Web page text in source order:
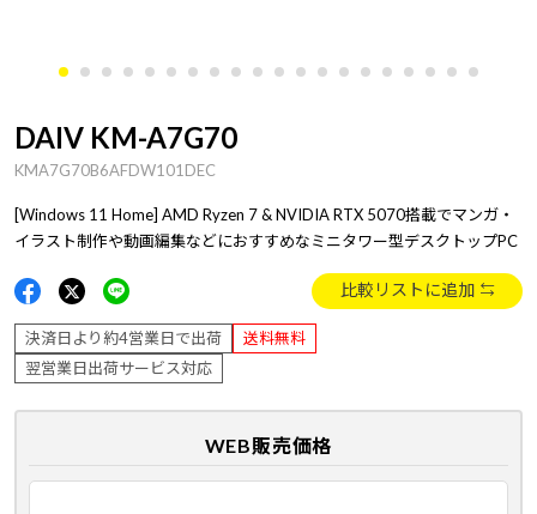
DAIV KM-A7G70
KMA7G70B6AFDW101DEC
[Windows 11 Home] AMD Ryzen 7 & NVIDIA RTX 5070搭載でマンガ・
イラスト制作や動画編集などにおすすめなミニタワー型デスクトップPC
比較リストに追加
決済日より約4営業日で出荷
送料無料
翌営業日出荷サービス対応
WEB販売価格